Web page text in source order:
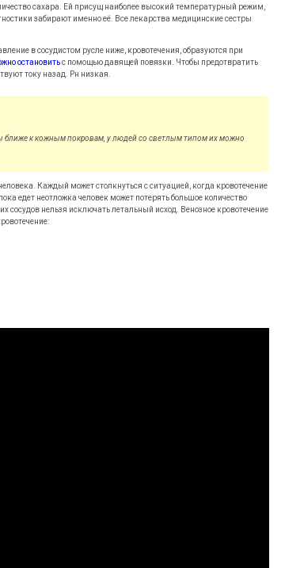
сахара. Ей присущ наиболее высокий температурный режим,
забирают именно её. Все лекарства медицинские сестры
в сосудистом русле ниже, кровотечения, образуются при
остановитьс помощью давящей повязки. Чтобы предотвратить
току назад. Рн низкая.
ближе к кожным покровам, у людей со светлым типом их можно
Каждый может столкнуться с ситуацией, когда кровотечение
едет неотложка человек может потерять большое количество
сосудов нельзя исключать летальный исход. Венозное кровотечение